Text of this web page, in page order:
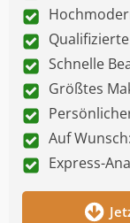
Schnelle
Größtes
Auf
Express-